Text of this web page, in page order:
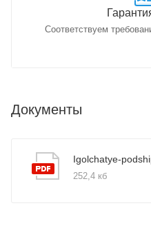
Соответствуем
Документы
Igolchatye-
252,4 кб